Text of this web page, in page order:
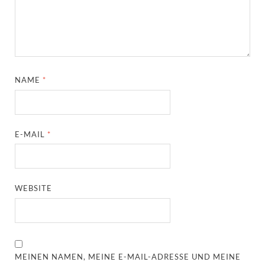
NAME *
E-MAIL *
WEBSITE
MEINEN NAMEN, MEINE E-MAIL-ADRESSE UND MEINE